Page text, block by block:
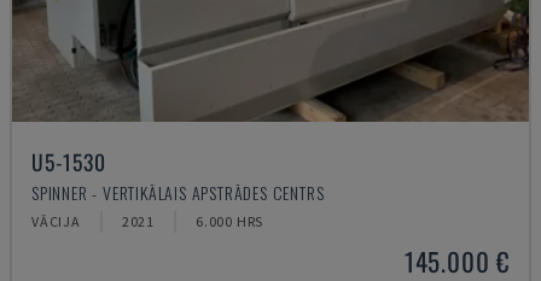
U5-1530
SPINNER - VERTIKĀLAIS APSTRĀDES CENTRS
VĀCIJA 2021 6.000 HRS
145.000 €